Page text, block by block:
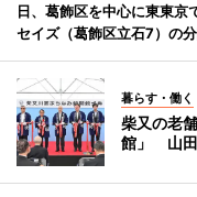
日、葛飾区を中心に東東京
セイズ（葛飾区立石7）の
暮らす・働く
柴又の老
館」 山田